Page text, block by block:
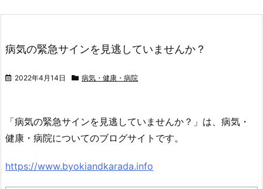
病気の緊急サインを見逃していませんか？
2022年4月14日 病気・健康・病院
「病気の緊急サインを見逃していませんか？」は、病気・
健康・病院についてのブログサイトです。
https://www.byokiandkarada.info